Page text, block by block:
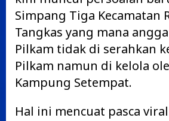
Simpang Tiga Kecamatan
Tangkas yang mana
Pilkam tidak di serahkan
Pilkam namun di kelola
Kampung Setempat.
Hal ini mencuat pasca